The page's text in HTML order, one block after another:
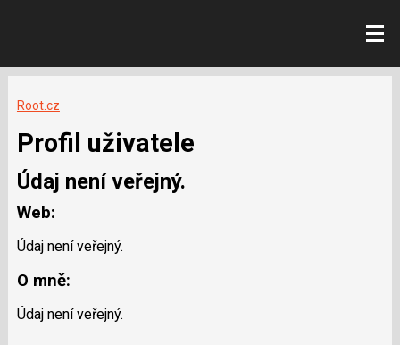
Root.cz
Profil uživatele
Údaj není veřejný.
Web:
Údaj není veřejný.
O mně:
Údaj není veřejný.